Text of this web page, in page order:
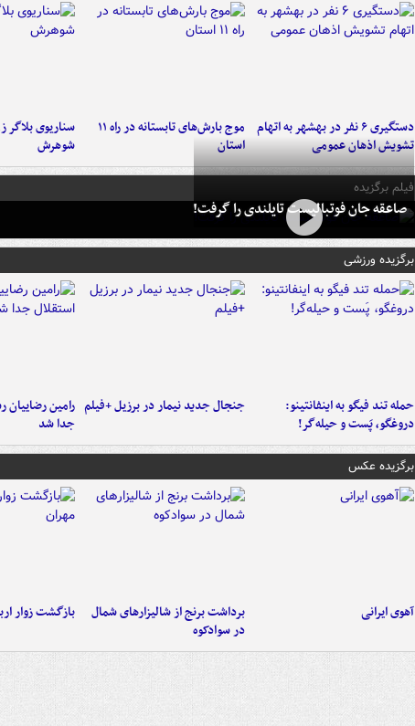
دستگیری ۶ نفر در بهشهر به اتهام
تشویش اذهان عمومی
موج بارش‌های تابستانه در راه ۱۱
استان
سناریوی بلاگر
شوهرش
فیلم برگزیده
صاعقه جان فوتبالیست تایلندی را گرفت!
برگزیده ورزشی
حمله تند فیگو به اینفانتینو:
دروغگو، پَست‌ و حیله‌گر!
جنجال جدید نیمار در برزیل +فیلم رامین رضاییان
جدا شد
برگزیده عکس
آهوی ایرانی
برداشت برنج از شالیزارهای شمال
در سوادکوه
بازگشت زوار